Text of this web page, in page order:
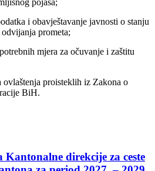
pojasa;
i obavještavanje javnosti o stanju
prometa;
mjera za očuvanje i zaštitu
ovlaštenja proisteklih iz Zakona o
BiH.
direkcije za ceste